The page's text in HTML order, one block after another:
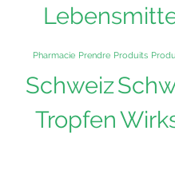
Pharmacie Prendre Produits
Schweiz
Tropfen